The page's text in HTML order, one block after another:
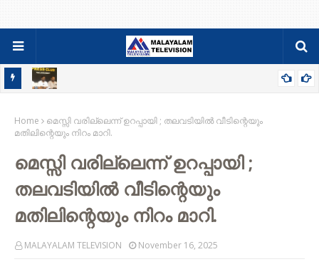
9ന്
Home
മെസ്സി വരില്ലെന്ന് ഉറപ്പായി ; തലവടിയിൽ വീടിന്റെയും
മതിലിന്റെയും നിറം മാറി.
മെസ്സി വരില്ലെന്ന് ഉറപ്പായി ;
തലവടിയിൽ വീടിന്റെയും
മതിലിന്റെയും നിറം മാറി.
MALAYALAM TELEVISION November 16, 2025